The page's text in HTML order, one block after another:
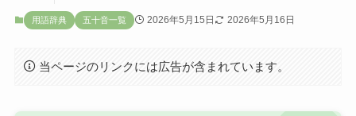
用語辞典 五十音一覧 2026年5月15日 2026年5月16日
当ページのリンクには広告が含まれています。